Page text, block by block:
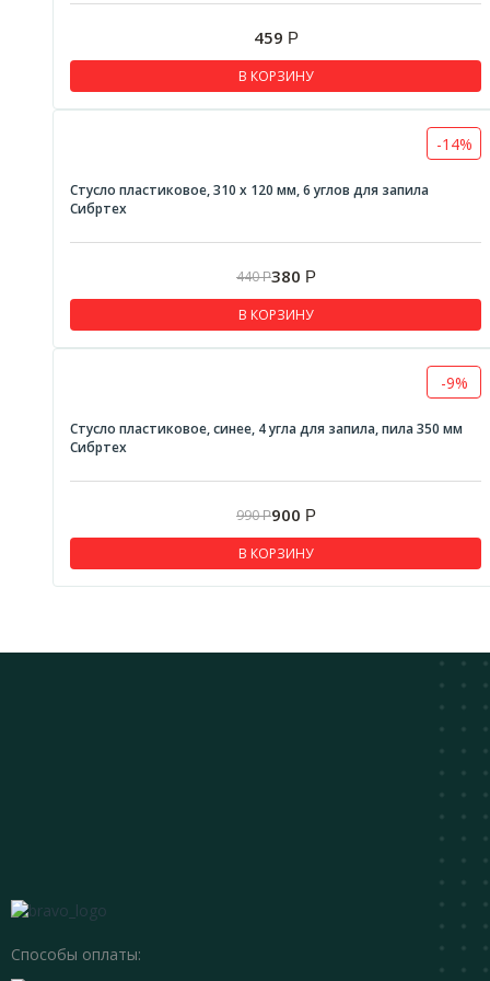
Инструмент шарнирно-губцевый
Кувалды
Надфили
Отвертки
Отвертки диалектрические
Патроны для дрели
Столярный инструмент
Ножовки
Ведра строительные
459 Р
В КОРЗИНУ
-14%
Стусло пластиковое, 310 x 120 мм, 6 углов для запила
Сибртех
440Р380 Р
В КОРЗИНУ
-9%
Стусло пластиковое, синее, 4 угла для запила, пила 350 мм
Сибртех
990Р900 Р
В КОРЗИНУ
Способы оплаты: